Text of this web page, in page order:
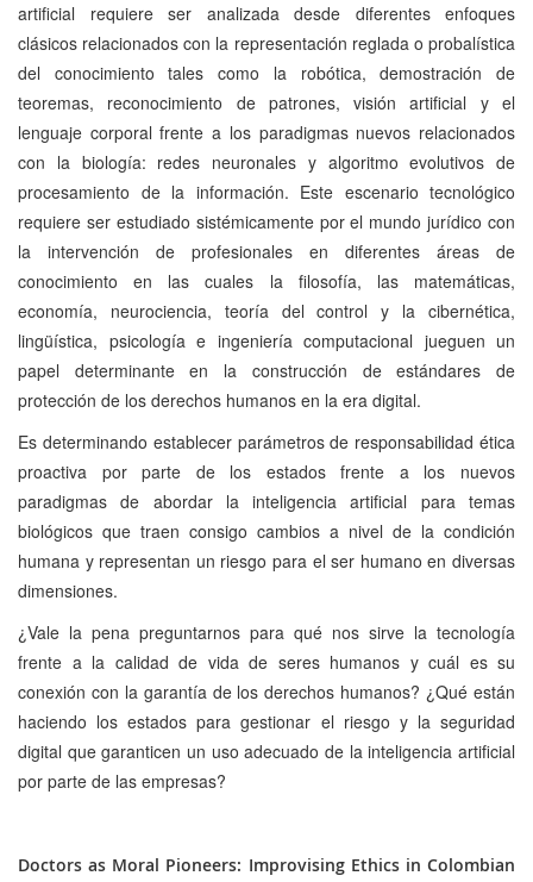
artificial requiere ser analizada desde diferentes enfoques
clásicos relacionados con la representación reglada o probalística
del conocimiento tales como la robótica, demostración de
teoremas, reconocimiento de patrones, visión artificial y el
lenguaje corporal frente a los paradigmas nuevos relacionados
con la biología: redes neuronales y algoritmo evolutivos de
procesamiento de la información. Este escenario tecnológico
requiere ser estudiado sistémicamente por el mundo jurídico con
la intervención de profesionales en diferentes áreas de
conocimiento en las cuales la filosofía, las matemáticas,
economía, neurociencia, teoría del control y la cibernética,
lingüística, psicología e ingeniería computacional jueguen un
papel determinante en la construcción de estándares de
protección de los derechos humanos en la era digital.
Es determinando establecer parámetros de responsabilidad ética
proactiva por parte de los estados frente a los nuevos
paradigmas de abordar la inteligencia artificial para temas
biológicos que traen consigo cambios a nivel de la condición
humana y representan un riesgo para el ser humano en diversas
dimensiones.
¿Vale la pena preguntarnos para qué nos sirve la tecnología
frente a la calidad de vida de seres humanos y cuál es su
conexión con la garantía de los derechos humanos? ¿Qué están
haciendo los estados para gestionar el riesgo y la seguridad
digital que garanticen un uso adecuado de la inteligencia artificial
por parte de las empresas?
Doctors as Moral Pioneers: Improvising Ethics in Colombian